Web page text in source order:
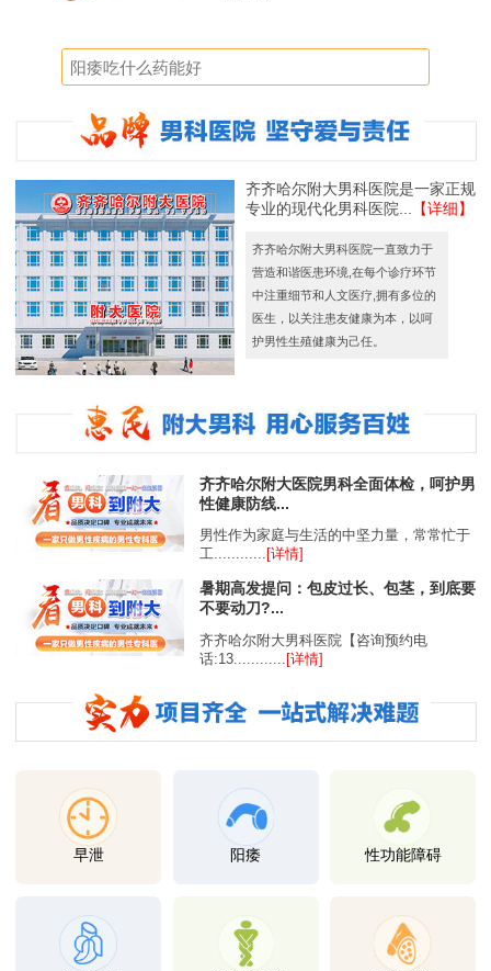
齐齐哈尔附大男科医院是一家正规
专业的现代化男科医院...
【详细】
齐齐哈尔附大男科医院一直致力于
营造和谐医患环境,在每个诊疗环节
中注重细节和人文医疗,拥有多位的
医生，以关注患友健康为本，以呵
护男性生殖健康为己任。
齐齐哈尔附大医院男科全面体检，呵护男
性健康防线...
男性作为家庭与生活的中坚力量，常常忙于
工............ [详情]
暑期高发提问：包皮过长、包茎，到底要
不要动刀?...
齐齐哈尔附大男科医院【咨询预约电
话:13............
[详情]
早泄 阳痿 性功能障碍